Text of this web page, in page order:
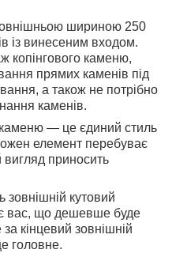
шириною 250
із винесеним входом.
копінгового каменю,
прямих каменів під
а також не потрібно
каменів.
каменю — це єдиний стиль
елемент перебуває
вигляд приносить
зовнішній кутовий
вас, що дешевше буде
кінцевий зовнішній
головне.